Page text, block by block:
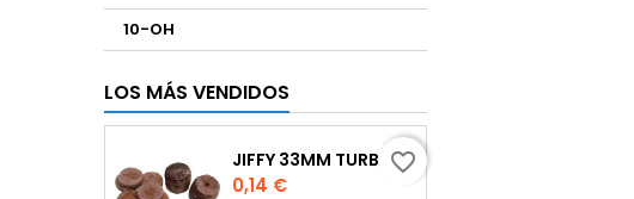
10-OH
LOS MÁS VENDIDOS
JIFFY 33MM TURBA
Precio
0,14 €
favorite_border